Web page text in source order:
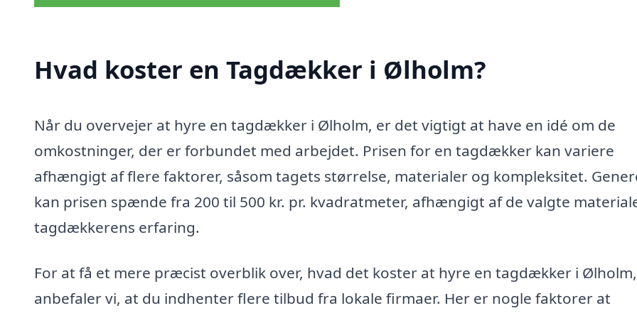
Hvad koster en Tagdækker i Ølholm?
Når du overvejer at hyre en tagdækker i Ølholm, er det vigtigt at have en idé om de
omkostninger, der er forbundet med arbejdet. Prisen for en tagdækker kan variere
afhængigt af flere faktorer, såsom tagets størrelse, materialer og kompleksitet.
kan prisen spænde fra 200 til 500 kr. pr. kvadratmeter, afhængigt af de valgte
tagdækkerens erfaring.
For at få et mere præcist overblik over, hvad det koster at hyre en tagdækker i Ølholm,
anbefaler vi, at du indhenter flere tilbud fra lokale firmaer. Her er nogle faktorer at